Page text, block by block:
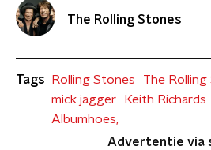
The Rolling Stones
Tags Rolling Stones
The Rolling
mick jagger
Keith Richards
Albumhoes,
Advertentie via